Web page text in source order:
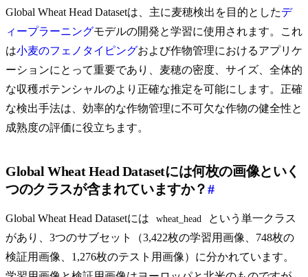
Global Wheat Head Datasetは、主に麦穂検出を目的としたデ
ィープラーニングモデルの開発と学習に使用されます。これ
は小麦のフェノタイピングおよび作物管理におけるアプリケ
ーションにとって重要であり、麦穂の密度、サイズ、全体的
な収穫ポテンシャルのより正確な推定を可能にします。正確
な検出手法は、効率的な作物管理に不可欠な作物の健全性と
成熟度の評価に役立ちます。
Global Wheat Head Datasetには何枚の画像といく
つのクラスが含まれていますか？#
Global Wheat Head Datasetには wheat_head
という単一クラス
があり、3つのサブセット（3,422枚の学習用画像、748枚の
検証用画像、1,276枚のテスト用画像）に分かれています。